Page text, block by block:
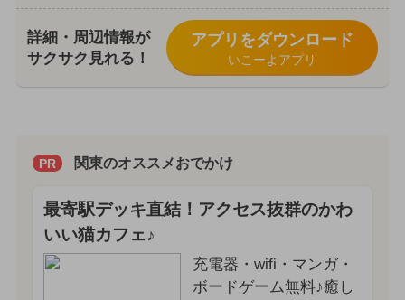
詳細・周辺情報が
サクサク見れる！
アプリをダウンロード
いこーよアプリ
PR 関東のオススメおでかけ
最寄駅デッキ直結！アクセス抜群のかわ
いい猫カフェ♪
充電器・wifi・マンガ・
ボードゲーム無料♪癒し